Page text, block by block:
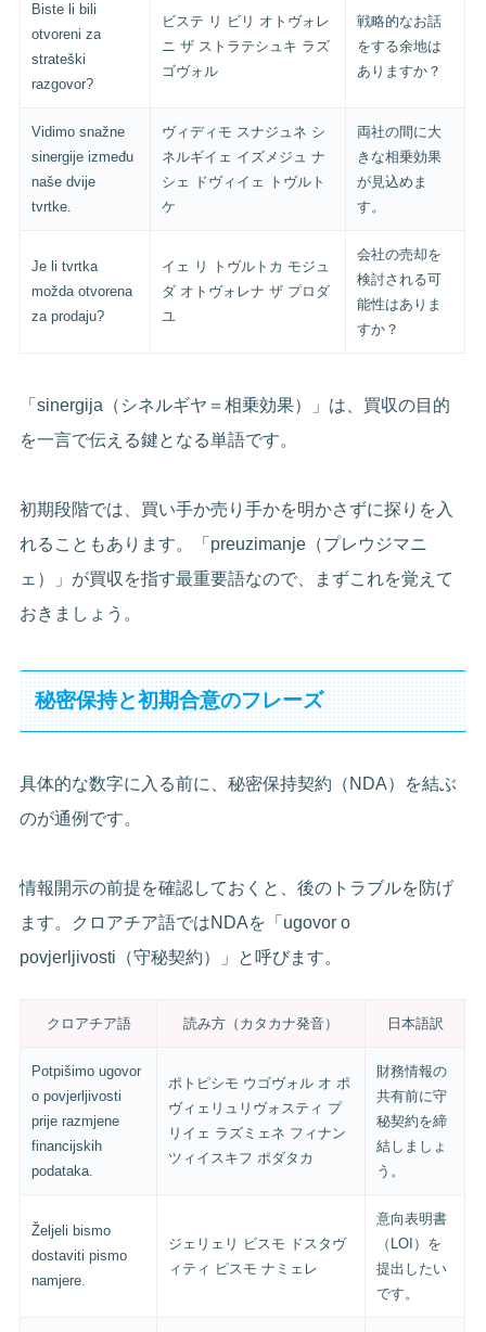
Biste li bili
otvoreni za
strateški
razgovor?
ビステ リ ビリ オトヴォレ
ニ ザ ストラテシュキ ラズ
ゴヴォル
戦略的なお話
をする余地は
ありますか？
Vidimo snažne
sinergije između
naše dvije
tvrtke.
ヴィディモ スナジュネ シ
ネルギイェ イズメジュ ナ
シェ ドヴィイェ トヴルト
ケ
両社の間に大
きな相乗効果
が見込めま
す。
Je li tvrtka
možda otvorena
za prodaju?
イェ リ トヴルトカ モジュ
ダ オトヴォレナ ザ プロダ
ユ
会社の売却を
検討される可
能性はありま
すか？
「sinergija（シネルギヤ＝相乗効果）」は、買収の目的
を一言で伝える鍵となる単語です。
初期段階では、買い手か売り手かを明かさずに探りを入
れることもあります。「preuzimanje（プレウジマニ
ェ）」が買収を指す最重要語なので、まずこれを覚えて
おきましょう。
秘密保持と初期合意のフレーズ
具体的な数字に入る前に、秘密保持契約（NDA）を結ぶ
のが通例です。
情報開示の前提を確認しておくと、後のトラブルを防げ
ます。クロアチア語ではNDAを「ugovor o
povjerljivosti（守秘契約）」と呼びます。
クロアチア語 読み方（カタカナ発音） 日本語訳
Potpišimo ugovor
o povjerljivosti
prije razmjene
financijskih
podataka.
ポトピシモ ウゴヴォル オ ポ
ヴィェリュリヴォスティ プ
リイェ ラズミェネ フィナン
ツィイスキフ ポダタカ
財務情報の
共有前に守
秘契約を締
結しましょ
う。
Željeli bismo
dostaviti pismo
namjere.
ジェリェリ ビスモ ドスタヴ
ィティ ピスモ ナミェレ
意向表明書
（LOI）を
提出したい
です。